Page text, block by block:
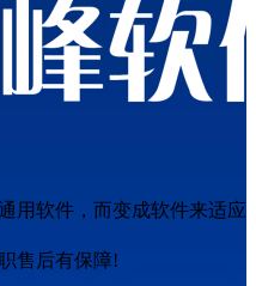
用软件，而变成软件来适应
售后有保障!